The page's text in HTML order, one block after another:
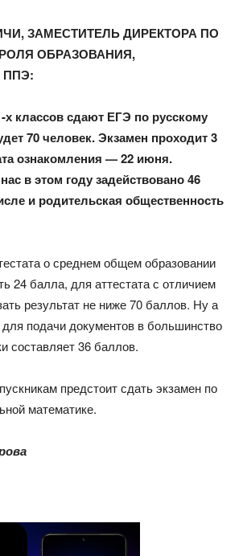
ЗАМЕСТИТЕЛЬ ДИРЕКТОРА ПО
ОБРАЗОВАНИЯ,
ППЭ:​
х классов сдают ЕГЭ по русскому
70 человек. Экзамен проходит 3
ознакомления — 22 июня.​
в этом году задействовано 46
и родительская общественность
о среднем общем образовании
24 балла, для аттестата с отличием
результат не ниже 70 баллов. Ну а
подачи документов в большинство
составляет 36 баллов.
предстоит сдать экзамен по
математике.